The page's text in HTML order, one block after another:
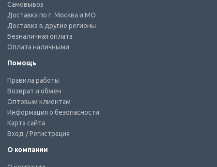
Самовывоз
Доставка по г. Москва и МО
Доставка в другие регионы
Безналичная оплата
Оплата наличными
Помощь
Правила работы
Возврат и обмен
Оптовым клиентам
Информация о безопасности
Карта сайта
Вход / Регистрация
О компании